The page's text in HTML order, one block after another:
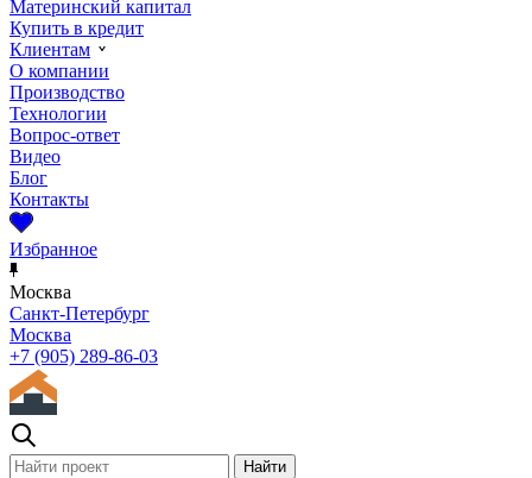
Материнский капитал
Купить в кредит
Клиентам
О компании
Производство
Технологии
Вопрос-ответ
Видео
Блог
Контакты
Избранное
Москва
Санкт-Петербург
Москва
+7 (905) 289-86-03